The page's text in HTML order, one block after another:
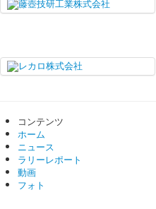
コンテンツ
ホーム
ニュース
ラリーレポート
動画
フォト